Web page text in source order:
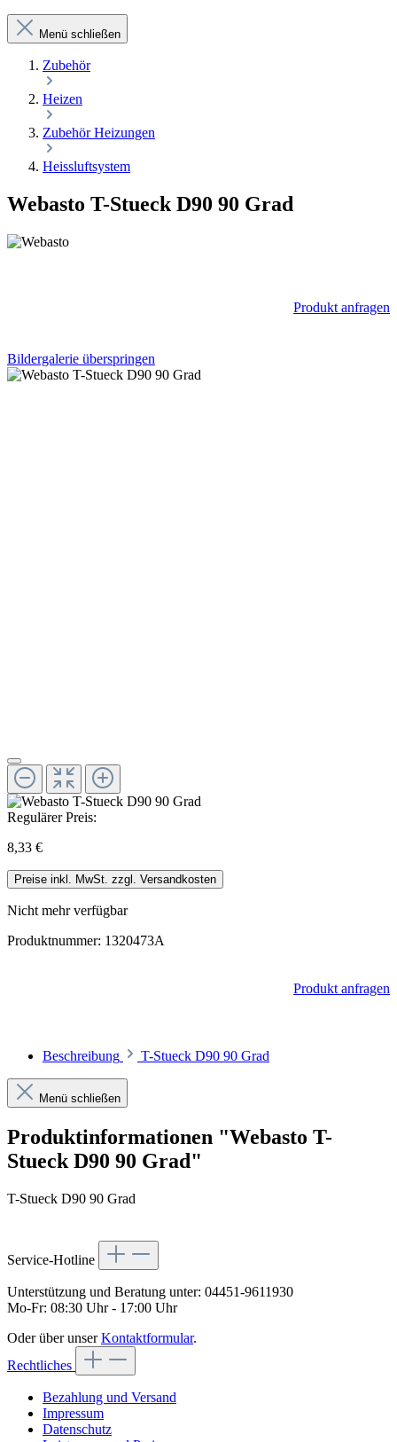
Menü schließen
Zubehör
Heizen
Zubehör Heizungen
Heissluftsystem
Webasto T-Stueck D90 90 Grad
Produkt anfragen
Bildergalerie überspringen
Regulärer Preis:
8,33 €
Preise inkl. MwSt. zzgl. Versandkosten
Nicht mehr verfügbar
Produktnummer: 1320473A
Produkt anfragen
Beschreibung T-Stueck D90 90 Grad
Menü schließen
Produktinformationen "Webasto T-
Stueck D90 90 Grad"
T-Stueck D90 90 Grad
Service-Hotline
Unterstützung und Beratung unter: 04451-9611930
Mo-Fr: 08:30 Uhr - 17:00 Uhr
Oder über unserKontaktformular.
Rechtliches
Bezahlung und Versand
Impressum
Datenschutz